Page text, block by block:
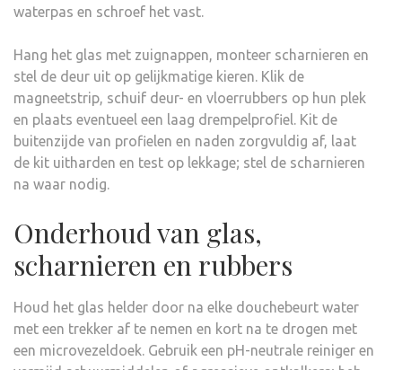
waterpas en schroef het vast.
Hang het glas met zuignappen, monteer scharnieren en
stel de deur uit op gelijkmatige kieren. Klik de
magneetstrip, schuif deur- en vloerrubbers op hun plek
en plaats eventueel een laag drempelprofiel. Kit de
buitenzijde van profielen en naden zorgvuldig af, laat
de kit uitharden en test op lekkage; stel de scharnieren
na waar nodig.
Onderhoud van glas,
scharnieren en rubbers
Houd het glas helder door na elke douchebeurt water
met een trekker af te nemen en kort na te drogen met
een microvezeldoek. Gebruik een pH-neutrale reiniger en